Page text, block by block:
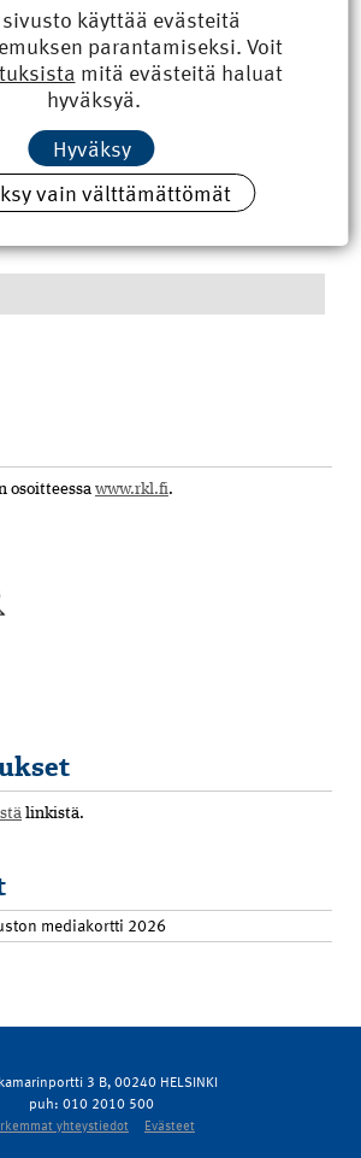
haittaisi energiarakentamista
osoitteessa www.rkl.fi.
linkistä.
mediakortti 2026
3 B, 00240 HELSINKI
puh: 010 2010 500
yhteystiedot Evästeet
sivusto käyttää evästeitä
parantamiseksi. Voit
mitä evästeitä haluat
hyväksyä.
Hyväksy
vain välttämättömät